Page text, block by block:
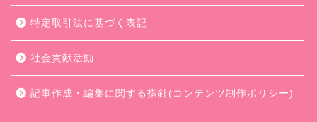
特定取引法に基づく表記
社会貢献活動
記事作成・編集に関する指針(コンテンツ制作ポリシー)